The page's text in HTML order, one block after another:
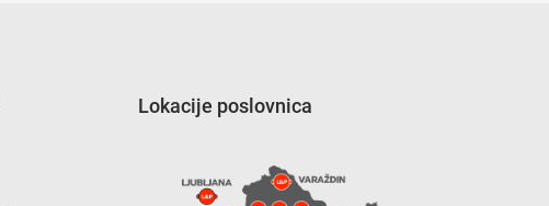
Lokacije poslovnica